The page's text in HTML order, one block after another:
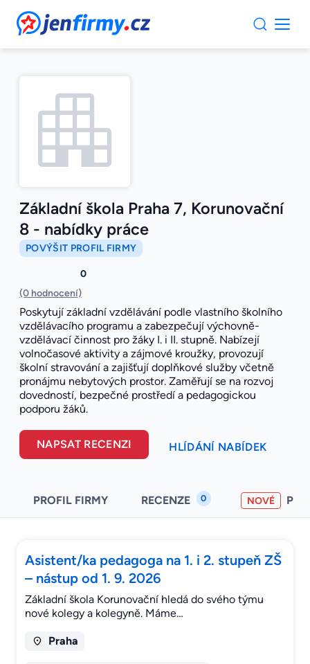
JenFirmy.cz
Základní škola Praha 7, Korunovační
8 - nabídky práce
POVÝŠIT PROFIL FIRMY
0
(0 hodnocení)
Poskytují základní vzdělávání podle vlastního školního
vzdělávacího programu a zabezpečují výchovně-
vzdělávací činnost pro žáky I. i II. stupně. Nabízejí
volnočasové aktivity a zájmové kroužky, provozují
školní stravování a zajišťují doplňkové služby včetně
pronájmu nebytových prostor. Zaměřují se na rozvoj
dovedností, bezpečné prostředí a pedagogickou
podporu žáků.
NAPSAT RECENZI HLÍDÁNÍ NABÍDEK
PROFIL FIRMY RECENZE 0 NOVÉ
Asistent/ka pedagoga na 1. i 2. stupeň ZŠ
– nástup od 1. 9. 2026
Základní škola Korunovační hledá do svého týmu
nové kolegy a kolegyně. Máme…
Praha